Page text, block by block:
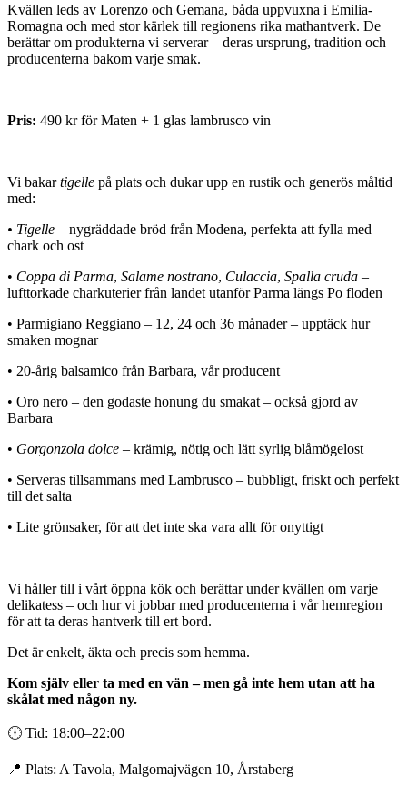
Kvällen leds av Lorenzo och Gemana, båda uppvuxna i Emilia-
Romagna och med stor kärlek till regionens rika mathantverk. De
berättar om produkterna vi serverar – deras ursprung, tradition och
producenterna bakom varje smak.
Pris: 490 kr för Maten + 1 glas lambrusco vin
Vi bakartigelle på plats och dukar upp en rustik och generös måltid
med:
• Tigelle – nygräddade bröd från Modena, perfekta att fylla med
chark och ost
• Coppa di Parma, Salame nostrano, Culaccia, Spalla cruda –
lufttorkade charkuterier från landet utanför Parma längs Po floden
• Parmigiano Reggiano – 12, 24 och 36 månader – upptäck hur
smaken mognar
• 20-årig balsamico från Barbara, vår producent
• Oro nero – den godaste honung du smakat – också gjord av
Barbara
• Gorgonzola dolce – krämig, nötig och lätt syrlig blåmögelost
• Serveras tillsammans med Lambrusco – bubbligt, friskt och perfekt
till det salta
• Lite grönsaker, för att det inte ska vara allt för onyttigt
Vi håller till i vårt öppna kök och berättar under kvällen om varje
delikatess – och hur vi jobbar med producenterna i vår hemregion
för att ta deras hantverk till ert bord.
Det är enkelt, äkta och precis som hemma.
Kom själv eller ta med en vän – men gå inte hem utan att ha
skålat med någon ny.
🕕 Tid: 18:00–22:00
📍 Plats: A Tavola, Malgomajvägen 10, Årstaberg